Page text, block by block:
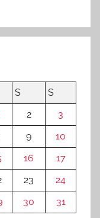
S
S
2
3
9
10
16
17
23
24
30 31